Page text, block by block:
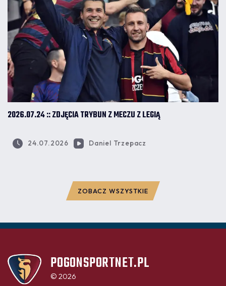
2026.07.24 :: ZDJĘCIA TRYBUN Z MECZU Z LEGIĄ
24.07.2026 Daniel Trzepacz
ZOBACZ WSZYSTKIE
POGONSPORTNET.PL
© 2026